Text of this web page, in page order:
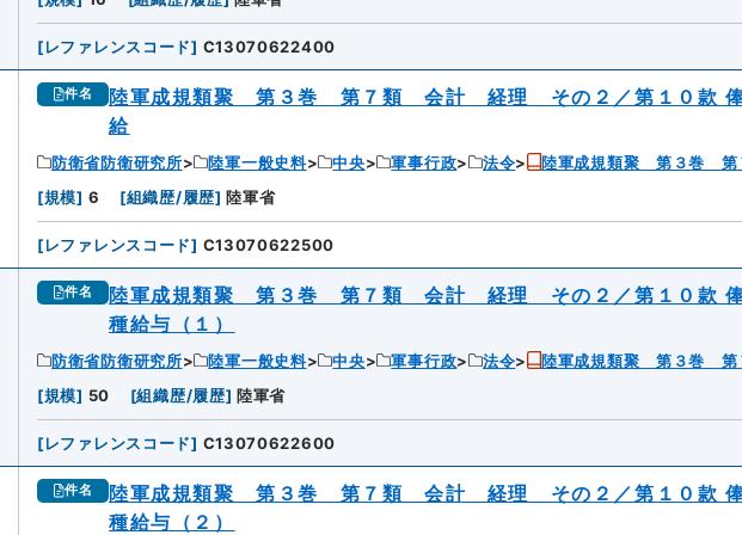
[レファレンスコード] C13070622400
件名
陸軍成規類聚 第３巻 第７類 会計 経理 その２／第１０款 俸
給
防衛省防衛研究所 陸軍一般史料 中央 軍事行政 法令
陸軍成規類聚 第３巻 第
[規模] 6 [組織歴/履歴] 陸軍省
[レファレンスコード] C13070622500
件名
陸軍成規類聚 第３巻 第７類 会計 経理 その２／第１０款 俸
種給与（１）
防衛省防衛研究所 陸軍一般史料 中央 軍事行政 法令
陸軍成規類聚 第３巻 第
[規模] 50 [組織歴/履歴] 陸軍省
[レファレンスコード] C13070622600
件名
陸軍成規類聚 第３巻 第７類 会計 経理 その２／第１０款 俸
種給与（２）